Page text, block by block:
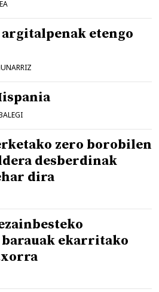
etengo
zero borobilen
desberdinak
dira
barauak ekarritako